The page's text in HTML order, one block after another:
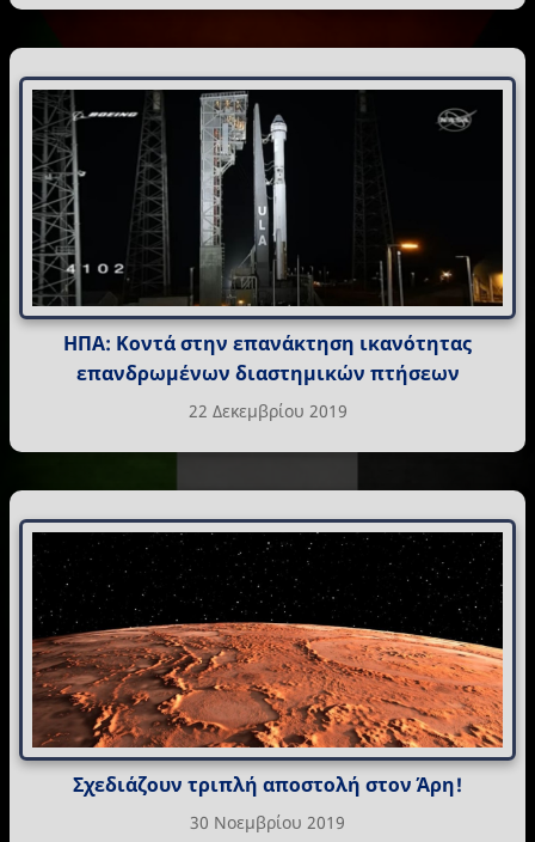
ΗΠΑ: Κοντά στην επανάκτηση ικανότητας
επανδρωμένων διαστημικών πτήσεων
22 Δεκεμβρίου 2019
Σχεδιάζουν τριπλή αποστολή στον Άρη!
30 Νοεμβρίου 2019